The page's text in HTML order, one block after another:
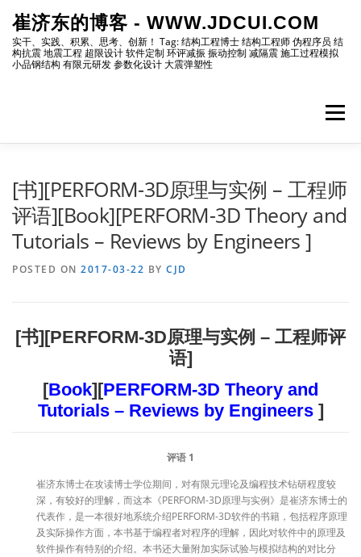
content
崔济东的博客 - WWW.JDCUI.COM
实干、实践、积累、思考、创新！ Tag: 结构工程博士 结构工程师 伪程序员 结
构抗震 地震工程 超限设计 软件定制 环评减振 振动控制 减隔震 施工过程模拟
小品钢结构 有限元研发 参数化设计 大震弹塑性
Menu
[自编程序] [软件笔记] [仿真分析] [出版物]
[书][PERFORM-3D原理与实例 – 工程师
评语][Book][PERFORM-3D Theory and
Tutorials – Reviews by Engineers ]
POSTED ON 2017-03-22 BY CJD
[书][PERFORM-3D原理与实例 – 工程师评
语]
[Book][PERFORM-3D Theory and
Tutorials – Reviews by Engineers]
评语 1
崔济东博士在攻读博士学位期间，对有限元理论及编程技术钻研程度较
深，有较好的理解，而这本《PERFORM-3D原理与实例》是崔济东博士的
代表作，是一本很好地系统介绍PERFORM-3D软件的书籍，包括程序原理
及实际操作方面，本书基于编程者对程序的理解，因此对软件中的原理及
软件操作有特别的介绍。本书还大量附加实际试验与模拟结构的对比分